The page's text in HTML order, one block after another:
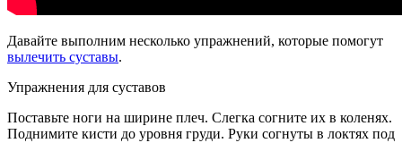
Давайте выполним несколько упражнений, которые помогут
вылечить суставы.
Упражнения для суставов
Поставьте ноги на ширине плеч. Слегка согните их в коленях.
Поднимите кисти до уровня груди. Руки согнуты в локтях под